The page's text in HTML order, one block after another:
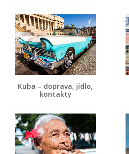
Kuba – doprava, jídlo,
kontakty